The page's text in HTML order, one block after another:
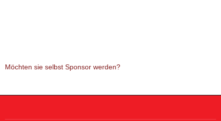
Möchten sie selbst Sponsor werden?